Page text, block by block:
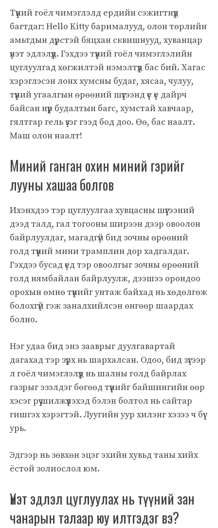
Түүний гоёл чимэглэлд ердийн сэжигтнүүд
багтдаг: Hello Kitty барималууд, олон төрлийн
амьтдын дүрстэй бяцхан сквишнууд, хуванцар
үнэт эдлэлүүд. Гэхдээ түүний гоёл чимэглэлийн
цуглуулгад хөгжилтэй нэмэлтүүд бас бий. Хагас
хэрэглэсэн лонх хумсны будаг, хясаа, чулуу,
түүний угаалгын өрөөний шүүгээнд үе үе дайрч
байсан нүүр будалтын багс, хумстай хавчаар,
гялтгар гель үзэг гээд бод доо. Өө, бас наалт.
Маш олон наалт!
Миний ганган охин миний гэрийг
лууны хашаа болгов
Ихэнхдээ тэр цуглуулгаа хувцасны шүүгээний
дээд талд, гал тогооны ширээн дээр овоолон
байрлуулдаг, магадгүй бид зочны өрөөний
голд түүний мини трамплин дор хадгалдаг.
Гэхдээ бусад үед тэр овоолгыг зочны өрөөний
голд нямбайлан байрлуулж, дээшээ орондоо
орохын өмнө түүнийг унтаж байхад нь хөдөлгөж
болохгүй гэж заналхийлсэн өнгөөр ​​шаардах
болно.
Нэг удаа бид энэ зааврыг дуулгавартай
дагахад тэр зүрх нь шархалсан. Одоо, бид зүгээр
л гоёл чимэглэлүүд нь шалны голд байрлах
газрыг эзэлдэг бөгөөд түүнийг байшингийн өөр
хэсэг рүү шилжүүлэхэд бэлэн болтол нь сайтар
гишгэх хэрэгтэй. Луугийн уур хилэнг хэзээ ч бүү
урь.
Эдгээр нь зөвхөн эцэг эхийн хувьд таны хийх
ёстой золиослол юм.
Үнэт эдлэл цуглуулах нь түүний зан
чанарын талаар юу илтгэдэг вэ?